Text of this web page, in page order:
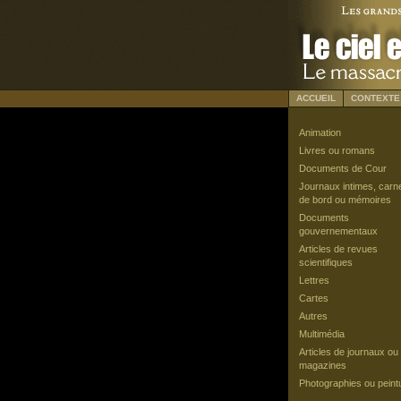
ACCUEIL CONTEXTE
Animation
Livres ou romans
Documents de Cour
Journaux intimes,
de bord ou mémoires
Documents
gouvernementaux
Articles de revues
scientifiques
Lettres
Cartes
Autres
Multimédia
Articles de journaux ou
magazines
Photographies ou